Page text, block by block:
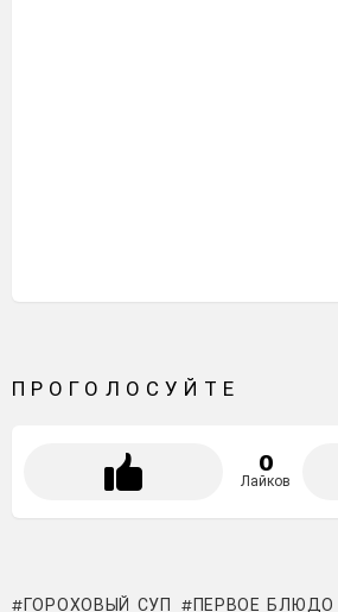
ПРОГОЛОСУЙТЕ
0
Лайков
ГОРОХОВЫЙ СУП ПЕРВОЕ БЛЮДО